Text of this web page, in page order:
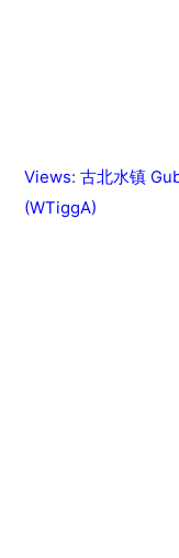
Views: 古北水镇
(WTiggA)